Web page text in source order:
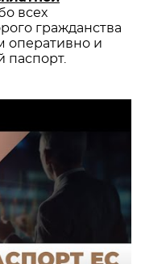
всех
гражданства
оперативно и
паспорт.